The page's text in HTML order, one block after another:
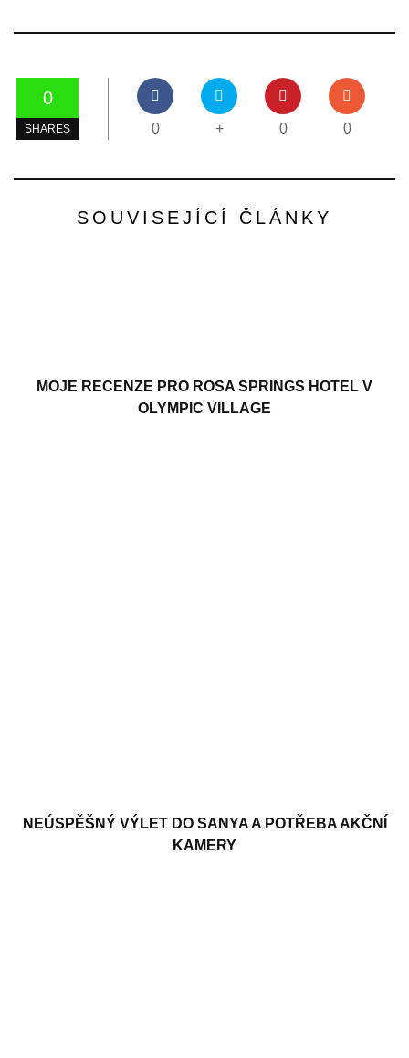
0
SHARES 0 + 0 0
SOUVISEJÍCÍ ČLÁNKY
MOJE RECENZE PRO ROSA SPRINGS HOTEL V
OLYMPIC VILLAGE
NEÚSPĚŠNÝ VÝLET DO SANYA A POTŘEBA AKČNÍ
KAMERY